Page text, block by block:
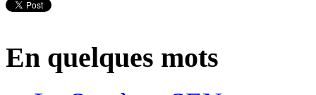
En quelques mots